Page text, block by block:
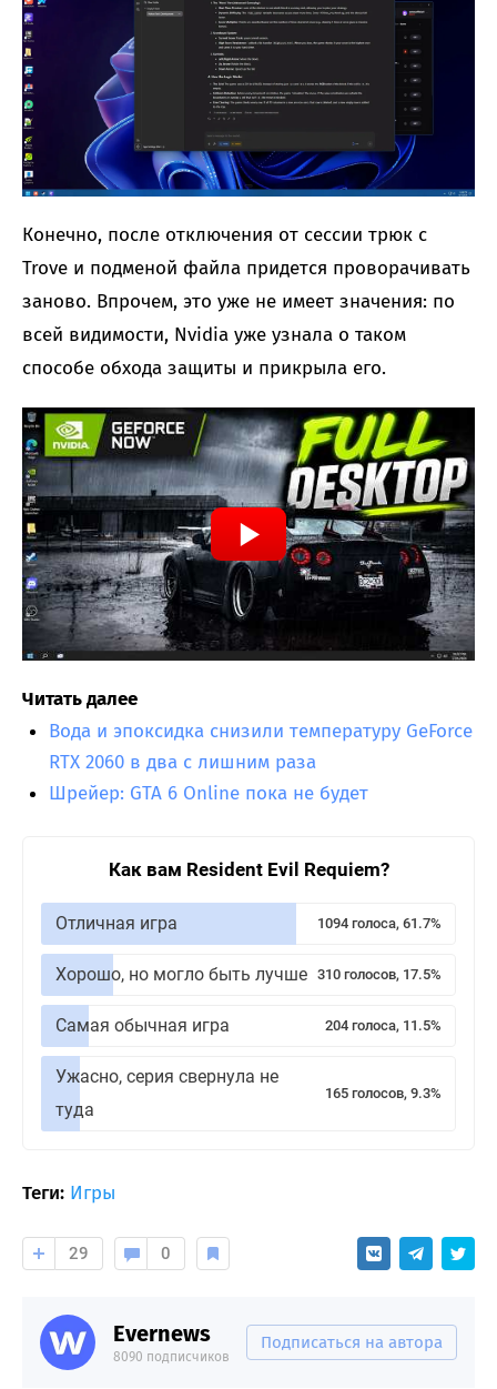
Конечно, после отключения от сессии трюк с
Trove и подменой файла придется проворачивать
заново. Впрочем, это уже не имеет значения: по
всей видимости, Nvidia уже узнала о таком
способе обхода защиты и прикрыла его.
Читать далее
Вода и эпоксидка снизили температуру GeForce
RTX 2060 в два с лишним раза
Шрейер: GTA 6 Online пока не будет
Как вам Resident Evil Requiem?
Отличная игра 1094 голоса, 61.7%
Хорошо, но могло быть лучше 310 голосов, 17.5%
Самая обычная игра 204 голоса, 11.5%
Ужасно, серия свернула не
туда
165 голосов, 9.3%
Теги: Игры
29 0
Evernews
8090 подписчиков
Подписаться на автора